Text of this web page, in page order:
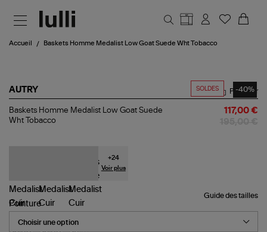
Accueil Baskets Homme Medalist Low Goat Suede Wht Tobacco
SOLDES -40%
AUTRY
Baskets
Homme
Partager
Baskets Homme Medalist Low Goat Suede
Wht Tobacco
117,00 €
+24
Voir plus
Guide des tailles
Pointure